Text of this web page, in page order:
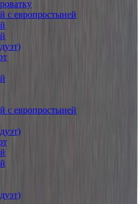
с европростыней
с европростыней